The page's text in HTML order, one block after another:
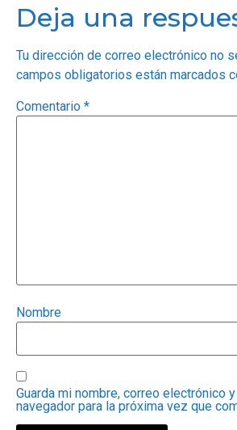
Deja una
Tu dirección de correo electrónico no
campos obligatorios están marcados
Comentario *
Nombre
Guarda mi nombre, correo electrónico
navegador para la próxima vez que